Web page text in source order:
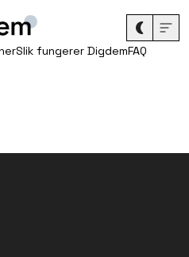
Slik fungerer DigdemFAQ